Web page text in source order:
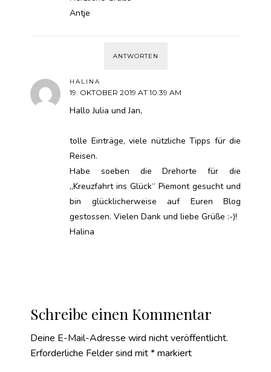
Antje
ANTWORTEN
HALINA
19. OKTOBER 2019 AT 10:39 AM
Hallo Julia und Jan,
tolle Einträge, viele nützliche Tipps für die
Reisen.
Habe soeben die Drehorte für die
„Kreuzfahrt ins Glück“ Piemont gesucht und
bin glücklicherweise auf Euren Blog
gestossen. Vielen Dank und liebe Grüße :-)!
Halina
Schreibe einen Kommentar
Deine E-Mail-Adresse wird nicht veröffentlicht.
Erforderliche Felder sind mit*markiert